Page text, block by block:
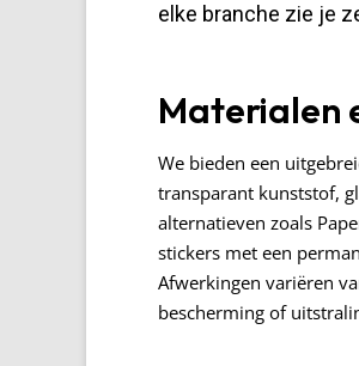
elke branche zie je
Materialen
We bieden een
transparant kunststof,
alternatieven zoals
stickers met een
Afwerkingen variëren
bescherming of